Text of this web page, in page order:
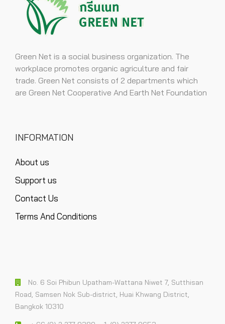
Green Net is a social business organization. The
workplace promotes organic agriculture and fair
trade. Green Net consists of 2 departments which
are Green Net Cooperative And Earth Net Foundation
INFORMATION
About us
Support us
Contact Us
Terms And Conditions
No. 6 Soi Phibun Upatham-Wattana Niwet 7, Sutthisan
Road, Samsen Nok Sub-district, Huai Khwang District,
Bangkok 10310